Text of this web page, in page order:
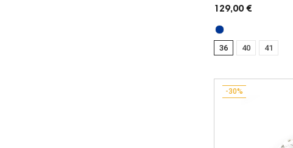
129,00 €
36 40 41
-30%